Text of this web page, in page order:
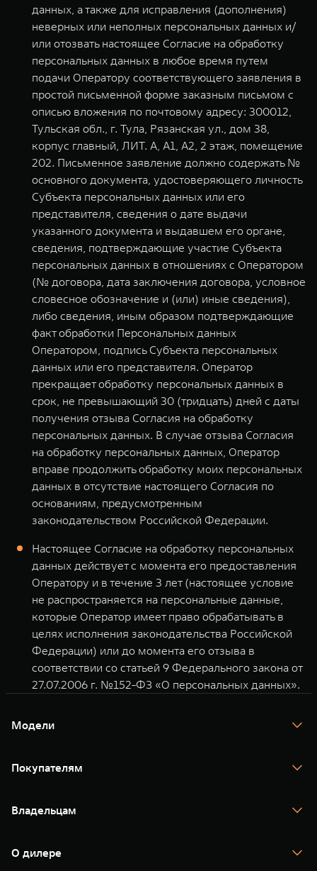
данных, а также для исправления (дополнения)
неверных или неполных персональных данных и/
или отозвать настоящее Согласие на обработку
персональных данных в любое время путем
подачи Оператору соответствующего заявления в
простой письменной форме заказным письмом с
описью вложения по почтовому адресу: 300012,
Тульская обл., г. Тула, Рязанская ул., дом 38,
корпус главный, ЛИТ. А, А1, А2, 2 этаж, помещение
202. Письменное заявление должно содержать №
основного документа, удостоверяющего личность
Субъекта персональных данных или его
представителя, сведения о дате выдачи
указанного документа и выдавшем его органе,
сведения, подтверждающие участие Субъекта
персональных данных в отношениях с Оператором
(№ договора, дата заключения договора, условное
словесное обозначение и (или) иные сведения),
либо сведения, иным образом подтверждающие
факт обработки Персональных данных
Оператором, подпись Субъекта персональных
данных или его представителя. Оператор
прекращает обработку персональных данных в
срок, не превышающий 30 (тридцать) дней с даты
получения отзыва Согласия на обработку
персональных данных. В случае отзыва Согласия
на обработку персональных данных, Оператор
вправе продолжить обработку моих персональных
данных в отсутствие настоящего Согласия по
основаниям, предусмотренным
законодательством Российской Федерации.
Настоящее Согласие на обработку персональных
данных действует с момента его предоставления
Оператору и в течение 3 лет (настоящее условие
не распространяется на персональные данные,
которые Оператор имеет право обрабатывать в
целях исполнения законодательства Российской
Федерации) или до момента его отзыва в
соответствии со статьей 9 Федерального закона от
27.07.2006 г. №152-ФЗ «О персональных данных».
Модели
TANK 400
TANK 500
Покупателям
Тест-драйв
TANK Финансы
Корпоративным клиентам
Зарядные станции
Владельцам
Помощь на дороге
Новые цифровые сервисы TANK
О дилере